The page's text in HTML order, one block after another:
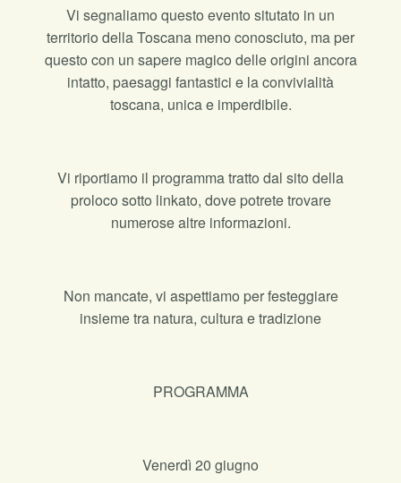
Vi segnaliamo questo evento situtato in un
territorio della Toscana meno conosciuto, ma per
questo con un sapere magico delle origini ancora
intatto, paesaggi fantastici e la convivialità
toscana, unica e imperdibile.
Vi riportiamo il programma tratto dal sito della
proloco sotto linkato, dove potrete trovare
numerose altre informazioni.
Non mancate, vi aspettiamo per festeggiare
insieme tra natura, cultura e tradizione
PROGRAMMA
Venerdì 20 giugno